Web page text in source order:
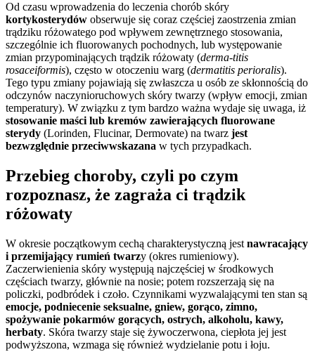
Od czasu wprowadzenia do leczenia chorób skóry
kortykosterydów obserwuje się coraz częściej zaostrzenia zmian
trądziku różowatego pod wpływem zewnętrznego stosowania,
szczególnie ich fluorowanych pochodnych, lub występowanie
zmian przypominających trądzik różowaty (derma-titis
rosaceiformis), często w otoczeniu warg (dermatitis perioralis).
Tego typu zmiany pojawiają się zwłaszcza u osób ze skłonnością do
odczynów naczynioruchowych skóry twarzy (wpływ emocji, zmian
temperatury). W związku z tym bardzo ważna wydaje się uwaga, iż
stosowanie maści lub kremów zawierających fluorowane
sterydy (Lorinden, Flucinar, Dermovate) na twarz jest
bezwzględnie przeciwwskazana w tych przypadkach.
Przebieg choroby, czyli po czym
rozpoznasz, że zagraża ci trądzik
różowaty
W okresie początkowym cechą charakterystyczną jest nawracający
i przemijający rumień twarzy (okres rumieniowy).
Zaczerwienienia skóry występują najczęściej w środkowych
częściach twarzy, głównie na nosie; potem rozszerzają się na
policzki, podbródek i czoło. Czynnikami wyzwalającymi ten stan są
emocje, podniecenie seksualne, gniew, gorąco, zimno,
spożywanie pokarmów gorących, ostrych, alkoholu, kawy,
herbaty. Skóra twarzy staje się żywoczerwona, ciepłota jej jest
podwyższona, wzmaga się również wydzielanie potu i łoju.